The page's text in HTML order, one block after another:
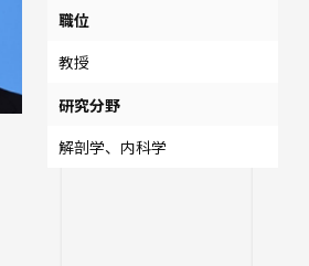
職位
教授
研究分野
解剖学、内科学